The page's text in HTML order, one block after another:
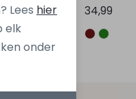
34,99
Lees hier
elk
onder